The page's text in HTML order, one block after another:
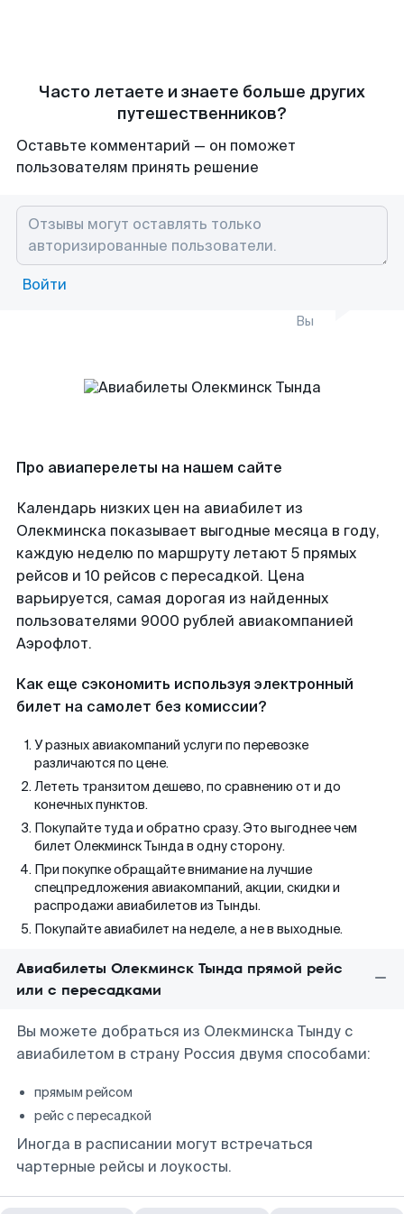
Часто летаете и знаете больше других
путешественников?
Оставьте комментарий — он поможет
пользователям принять решение
Войти
Вы
Про авиаперелеты на нашем сайте
Календарь низких цен на авиабилет из
Олекминска показывает выгодные месяца в году,
каждую неделю по маршруту летают 5 прямых
рейсов и 10 рейсов с пересадкой. Цена
варьируется, самая дорогая из найденных
пользователями 9000 рублей авиакомпанией
Аэрофлот.
Как еще сэкономить используя электронный
билет на самолет без комиссии?
У разных авиакомпаний услуги по перевозке
различаются по цене.
Лететь транзитом дешево, по сравнению от и до
конечных пунктов.
Покупайте туда и обратно сразу. Это выгоднее чем
билет Олекминск Тында в одну сторону.
При покупке обращайте внимание на лучшие
спецпредложения авиакомпаний, акции, скидки и
распродажи авиабилетов из Тынды.
Покупайте авиабилет на неделе, а не в выходные.
Авиабилеты Олекминск Тында прямой рейс
или с пересадками
Вы можете добраться из Олекминска Тынду с
авиабилетом в страну Россия двумя способами:
прямым рейсом
рейс с пересадкой
Иногда в расписании могут встречаться
чартерные рейсы и лоукосты.